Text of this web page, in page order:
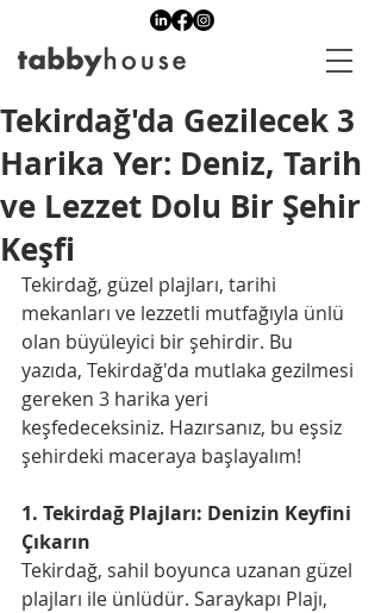
Tekirdağ'da Gezilecek 3
Harika Yer: Deniz, Tarih
ve Lezzet Dolu Bir Şehir
Keşfi
Tekirdağ, güzel plajları, tarihi
mekanları ve lezzetli mutfağıyla ünlü
olan büyüleyici bir şehirdir. Bu
yazıda, Tekirdağ'da mutlaka gezilmesi
gereken 3 harika yeri
keşfedeceksiniz. Hazırsanız, bu eşsiz
şehirdeki maceraya başlayalım!
1. Tekirdağ Plajları: Denizin Keyfini
Çıkarın
Tekirdağ, sahil boyunca uzanan güzel
plajları ile ünlüdür. Saraykapı Plajı,